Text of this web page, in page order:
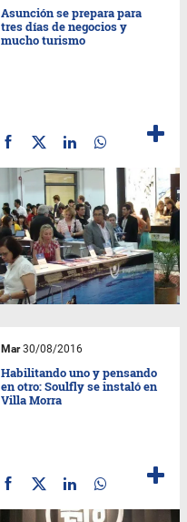
Asunción se prepara para
tres días de negocios y
mucho turismo
Mar30/08/2016
Habilitando uno y pensando
en otro: Soulfly se instaló en
Villa Morra